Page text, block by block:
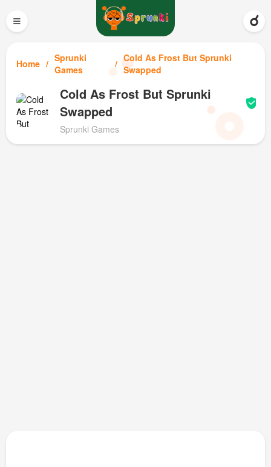
≡
Home
Sprunki
Games
Cold As Frost But Sprunki
Swapped
Cold As Frost But Sprunki
Swapped
Sprunki Games